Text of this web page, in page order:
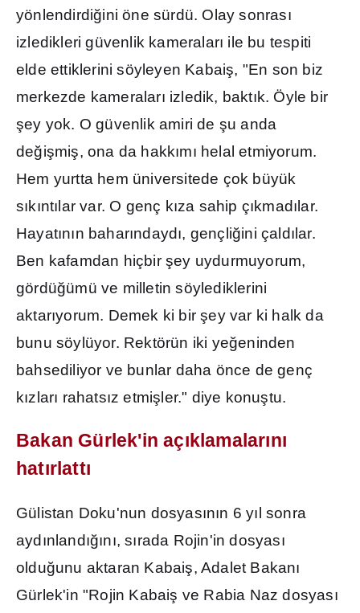
yönlendirdiğini öne sürdü. Olay sonrası
izledikleri güvenlik kameraları ile bu tespiti
elde ettiklerini söyleyen Kabaiş, "En son biz
merkezde kameraları izledik, baktık. Öyle bir
şey yok. O güvenlik amiri de şu anda
değişmiş, ona da hakkımı helal etmiyorum.
Hem yurtta hem üniversitede çok büyük
sıkıntı lar var. O genç kıza sahip çıkmadı lar.
Hayatının baharındaydı, gençliğini çaldı lar.
Ben kafamdan hiçbir şey uydurmuyorum,
gördüğümü ve milletin söylediklerini
aktarıyorum. Demek ki birşey var ki halk da
bunu söylüyor. Rektörün iki yeğeninden
bahsediliyor ve bunlar daha önce de genç
kızları rahatsız etmiş ler." diye konuştu.
Bakan Gürlek'in açıklamalarını
hatırlattı
Gülistan Doku'nun dosyasının 6 yı l sonra
ayd ınlandığını, sırada Rojin'in dosyası
olduğunu aktaran Kabaiş, Adalet Bakanı
Gürlek'in "Rojin Kabaiş ve Rabia Naz dosyası